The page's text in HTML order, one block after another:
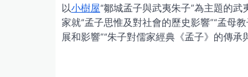
以小樹屋“鄒城孟子與武夷朱子”為主題的武
家就“孟子思惟及對社會的歷史影響”“孟母
展和影響”“朱子對儒家經典《孟子》的傳承